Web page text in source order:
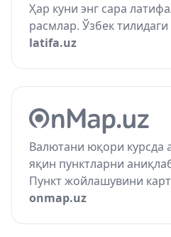
Ҳар куни энг сара
расмлар. Ўзбек тилидаги
latifa.uz
Валютани юқори
яқин пунктларни
Пункт жойлашувини
onmap.uz